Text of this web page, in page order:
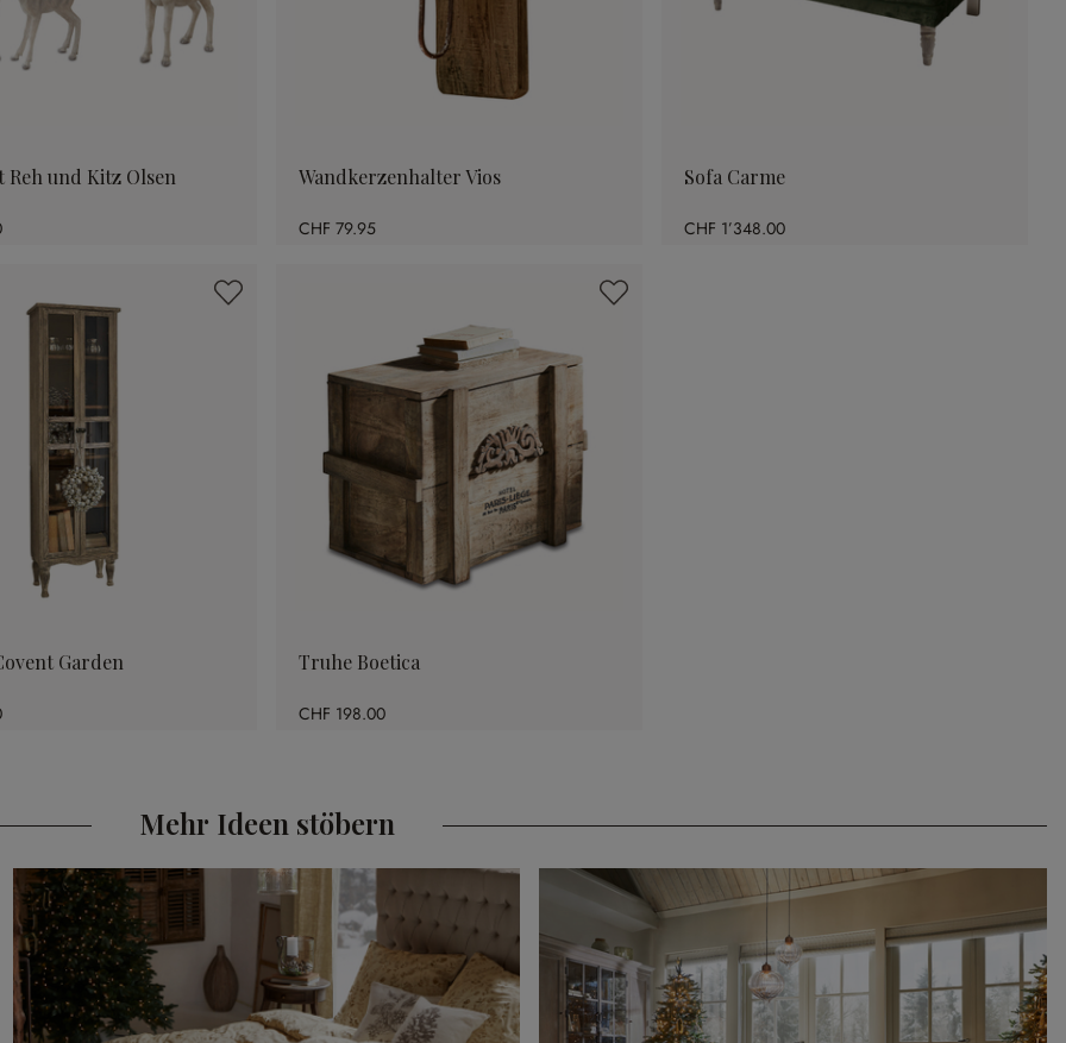
und Kitz Olsen Wandkerzenhalter Vios
CHF 79.95
Sofa Carme
CHF 1’348.00
Garden Truhe Boetica
CHF 198.00
Mehr Ideen stöbern